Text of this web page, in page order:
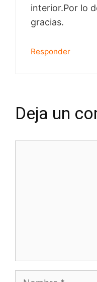
interior.Por lo
gracias.
Responder
Deja un